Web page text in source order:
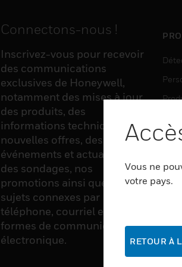
Connectons-nous !
Inscrivez-vous pour recevoir
des communications
exclusives de Honeywell,
notamment des mises à jour
des produits, des
informations techniques, de
nouvelles offres, des
événements et actualités,
des sondages, nos
promotions ainsi que divers
sujets connexes par
téléphone, courriel et autres
formes de communication
électronique.
Vous ne
votre pays.
RETOUR À